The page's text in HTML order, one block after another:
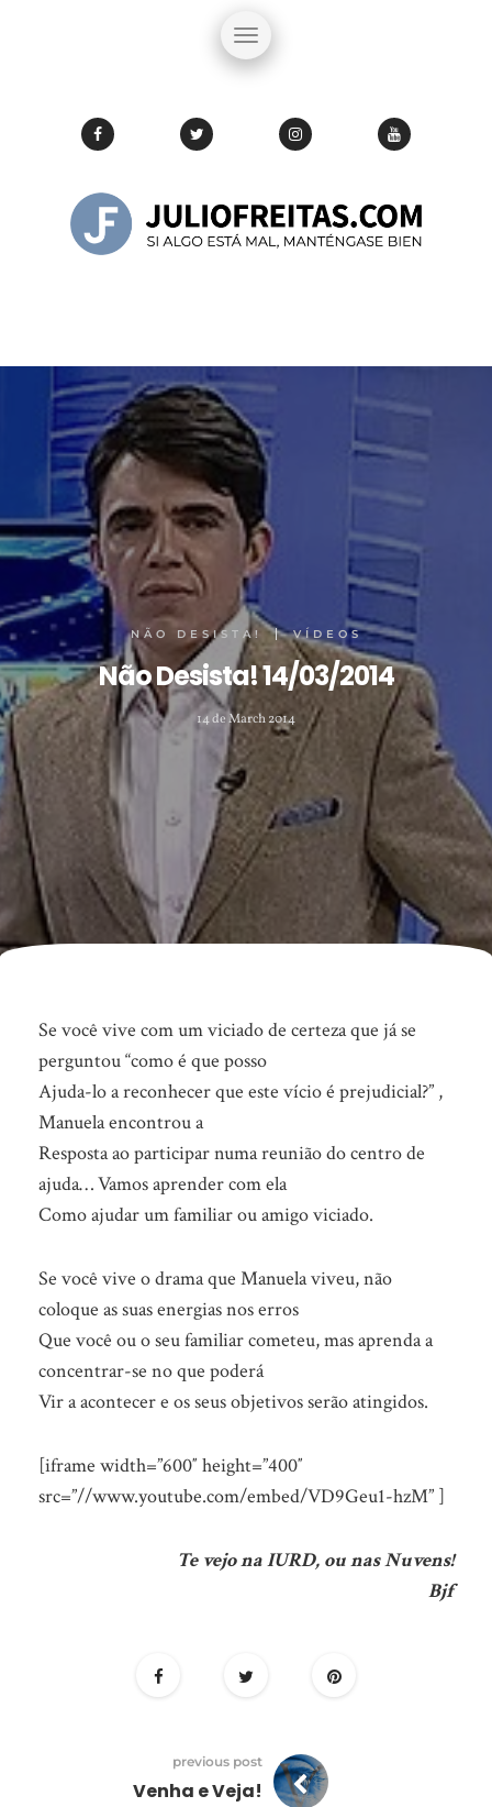
NÃO DESISTA! VÍDEOS
Não Desista! 14/03/2014
14 de March 2014
Se você vive com um viciado de certeza que já se
perguntou “como é que posso
Ajuda-lo a reconhecer que este vício é prejudicial?” ,
Manuela encontrou a
Resposta ao participar numa reunião do centro de
ajuda…Vamos aprender com ela
Como ajudar um familiar ou amigo viciado.
Se você vive o drama que Manuela viveu, não
coloque as suas energias nos erros
Que você ou o seu familiar cometeu, mas aprenda a
concentrar-se no que poderá
Vir a acontecer e os seus objetivos serão atingidos.
[iframe width=”600″ height=”400″
src=”//www.youtube.com/embed/VD9Geu1-hzM” ]
Te vejo na IURD, ou nas Nuvens!
Bjf
previous post
Venha e Veja!